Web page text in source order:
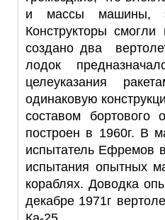
и массы машины,
Конструкторы
создано два
лодок
целеуказания
одинаковую
составом
построен в 1960г. В
испытатель Ефремов
испытания опытных
кораблях. Доводка
декабре 1971г